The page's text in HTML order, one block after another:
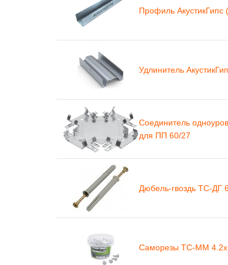
Профиль
Удлинитель
Соединитель
для ПП 60/27
Дюбель-гвоздь ТС-ДГ
Саморезы ТС-ММ